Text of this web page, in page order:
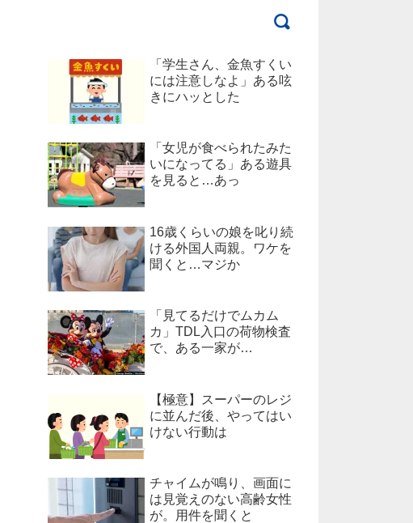
「学生さん、金魚すくい
には注意しなよ」ある呟
きにハッとした
「女児が食べられたみた
いになってる」ある遊具
を見ると…あっ
16歳くらいの娘を叱り続
ける外国人両親。ワケを
聞くと…マジか
「見てるだけでムカム
カ」TDL入口の荷物検査
で、ある一家が…
【極意】スーパーのレジ
に並んだ後、やってはい
けない行動は
チャイムが鳴り、画面に
は見覚えのない高齢女性
が。用件を聞くと